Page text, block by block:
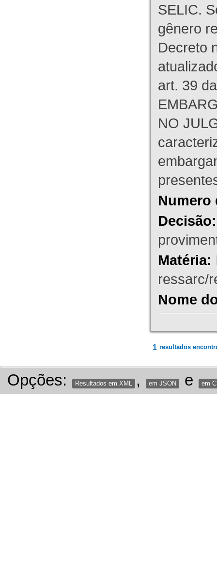
SELIC.
gênero
Decreto
art. 39
NO
Numero
Decisão:
Matéria:
ressarc/
Nome
1 resultados
Opções: Resultados em XML , em JSON e em